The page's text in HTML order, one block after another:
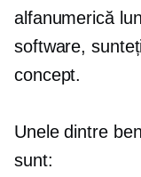
alfanumerică
software,
concept.
Unele dintre
sunt: